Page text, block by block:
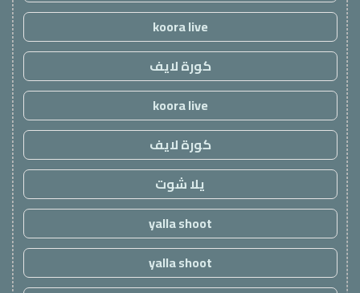
koora live
كورة لايف
koora live
كورة لايف
يلا شوت
yalla shoot
yalla shoot